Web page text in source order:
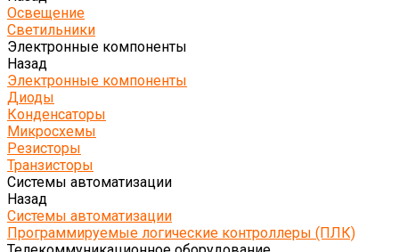
Освещение
Светильники
Электронные компоненты
Назад
Электронные компоненты
Диоды
Конденсаторы
Микросхемы
Резисторы
Транзисторы
Системы автоматизации
Назад
Системы автоматизации
Программируемые логические контроллеры (ПЛК)